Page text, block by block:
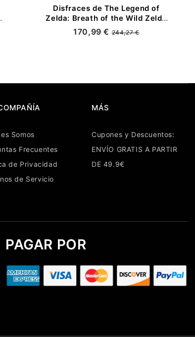
Disfraces de The Legend of
Zelda: Breath of the Wild Zelda
Cosplay - Personalizado
170,99 €244,27 €
Somos
Frecuentes
de Privacidad
de Servicio
MÁS
Cupones y Descuentos:
ENVÍO GRATIS A PARTIR
DE 49.9€
PAGAR POR